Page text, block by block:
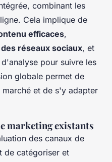
combinant les
Cela implique de
efficaces,
réseaux sociaux, et
pour suivre les
globale permet de
et de s'y adapter
marketing existants
des canaux de
de catégoriser et